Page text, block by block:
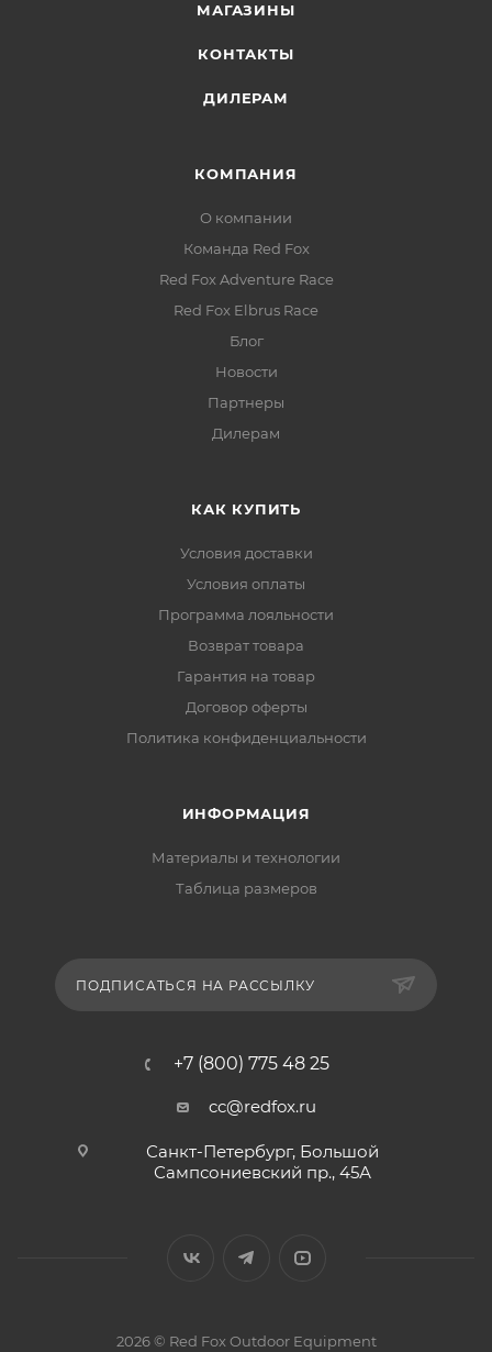
МАГАЗИНЫ
КОНТАКТЫ
ДИЛЕРАМ
КОМПАНИЯ
О компании
Команда Red Fox
Red Fox Adventure Race
Red Fox Elbrus Race
Блог
Новости
Партнеры
Дилерам
КАК КУПИТЬ
Условия доставки
Условия оплаты
Программа лояльности
Возврат товара
Гарантия на товар
Договор оферты
Политика конфиденциальности
ИНФОРМАЦИЯ
Материалы и технологии
Таблица размеров
ПОДПИСАТЬСЯ НА РАССЫЛКУ
+7 (800) 775 48 25
cc@redfox.ru
Санкт-Петербург, Большой
Сампсониевский пр., 45А
2026 © Red Fox Outdoor Equipment